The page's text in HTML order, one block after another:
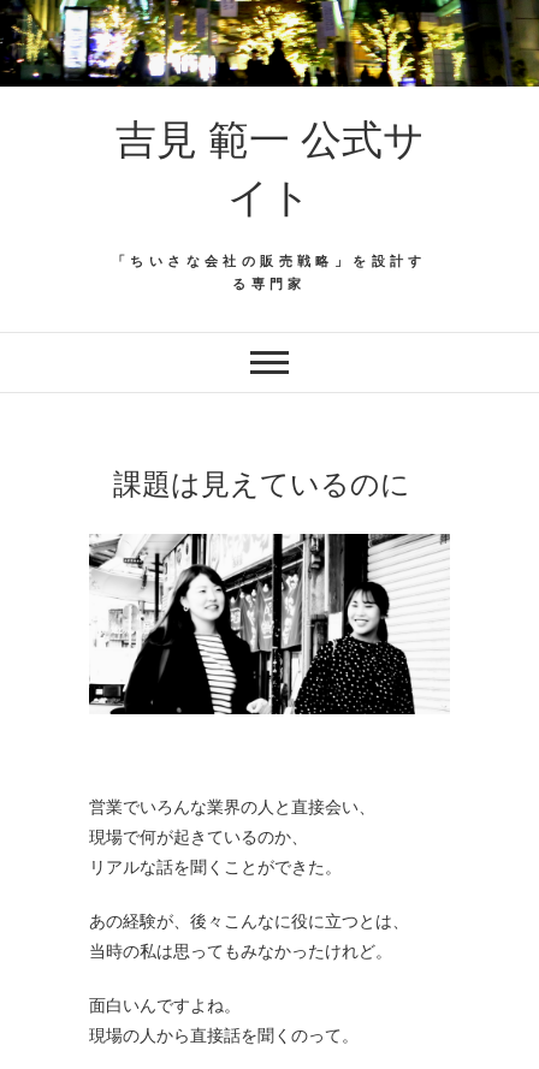
吉見 範一 公式サ
イト
「ちいさな会社の販売戦略」を設計す
る専門家
課題は見えているのに
営業でいろんな業界の人と直接会い、
現場で何が起きているのか、
リアルな話を聞くことができた。
あの経験が、後々こんなに役に立つとは、
当時の私は思ってもみなかったけれど。
面白いんですよね。
現場の人から直接話を聞くのって。